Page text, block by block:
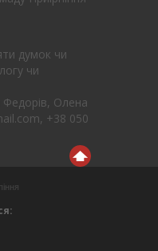
думок чи
чи
Федорів, Олена
+38 050